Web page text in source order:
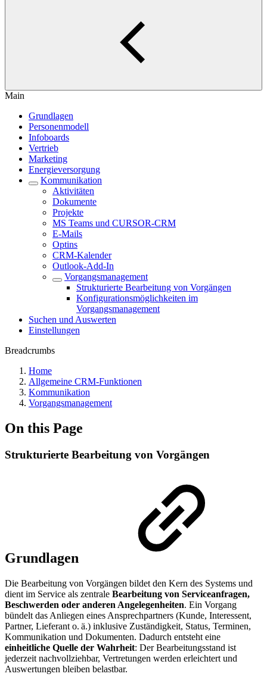
Main
Grundlagen
Personenmodell
Infoboards
Vertrieb
Marketing
Energieversorgung
Kommunikation
Aktivitäten
Dokumente
Projekte
MS Teams und CURSOR-CRM
E-Mails
Optins
CRM-Kalender
Outlook-Add-In
Vorgangsmanagement
Strukturierte Bearbeitung von Vorgängen
Konfigurationsmöglichkeiten im
Vorgangsmanagement
Suchen und Auswerten
Einstellungen
Breadcrumbs
Home
Allgemeine CRM-Funktionen
Kommunikation
Vorgangsmanagement
On this Page
Strukturierte Bearbeitung von Vorgängen
Grundlagen
Die Bearbeitung von Vorgängen bildet den Kern des Systems und
dient im Service als zentrale Bearbeitung von Serviceanfragen,
Beschwerden oder anderen Angelegenheiten. Ein Vorgang
bündelt das Anliegen eines Ansprechpartners (Kunde, Interessent,
Partner, Lieferant o. ä.) inklusive Zuständigkeit, Status, Terminen,
Kommunikation und Dokumenten. Dadurch entsteht eine
einheitliche Quelle der Wahrheit: Der Bearbeitungsstand ist
jederzeit nachvollziehbar, Vertretungen werden erleichtert und
Auswertungen bleiben belastbar.